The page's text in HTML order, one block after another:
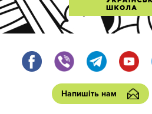
Напишіть нам